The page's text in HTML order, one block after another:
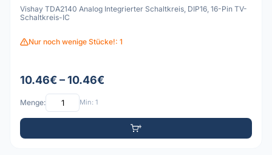
Vishay TDA2140 Analog Integrierter Schaltkreis, DIP16, 16-Pin TV-
Schaltkreis-IC
Nur noch wenige Stücke!: 1
10.46€ – 10.46€
Menge: Min: 1